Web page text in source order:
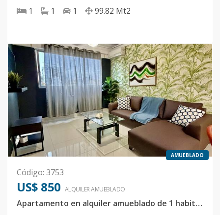
1 1 1 99.82 Mt2
AMUEBLADO
Código: 3753
US$ 850 ALQUILERAMUEBLADO
Apartamento en alquiler amueblado de 1 habitación en Naco